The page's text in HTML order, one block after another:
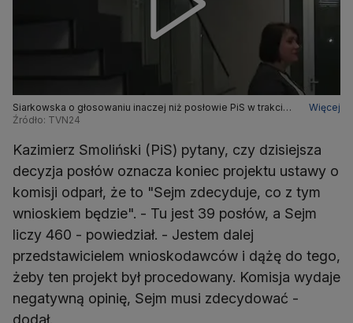
Siarkowska o głosowaniu inaczej niż posłowie PiS w trakcie
posiedzenia komisji administracji i spraw wewnętrznych
Więcej
Źródło: TVN24
Kazimierz Smoliński (PiS) pytany, czy dzisiejsza
decyzja posłów oznacza koniec projektu ustawy o
komisji odparł, że to "Sejm zdecyduje, co z tym
wnioskiem będzie". - Tu jest 39 posłów, a Sejm
liczy 460 - powiedział. - Jestem dalej
przedstawicielem wnioskodawców i dążę do tego,
żeby ten projekt był procedowany. Komisja wydaje
negatywną opinię, Sejm musi zdecydować -
dodał.